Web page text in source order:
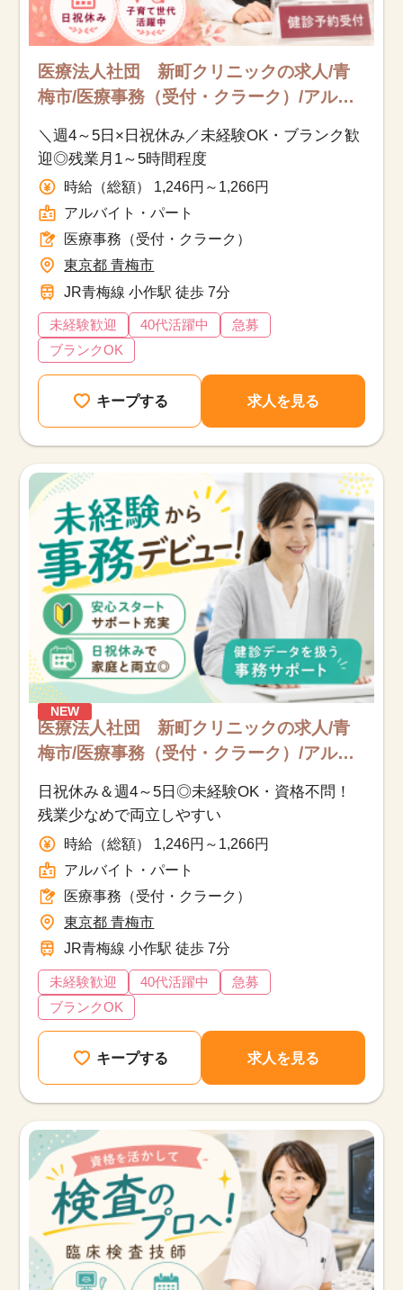
人材をお探しの医療機関・企業様
運営会社
医療法人社団 新町クリニックの求人/青
梅市/医療事務（受付・クラーク）/アルバ
＼週4～5日×日祝休み／未経験OK・ブランク歓
迎◎残業月1～5時間程度
時給（総額） 1,246円～1,266円
アルバイト・パート
医療事務（受付・クラーク）
東京都 青梅市
JR青梅線 小作駅 徒歩 7分
未経験歓迎 40代活躍中
急募
ブランクOK
キープする 求人を見る
NEW
医療法人社団 新町クリニックの求人/青
梅市/医療事務（受付・クラーク）/アルバ
日祝休み＆週4～5日◎未経験OK・資格不問！
残業少なめで両立しやすい
時給（総額） 1,246円～1,266円
アルバイト・パート
医療事務（受付・クラーク）
東京都 青梅市
JR青梅線 小作駅 徒歩 7分
未経験歓迎 40代活躍中
急募
ブランクOK
キープする 求人を見る